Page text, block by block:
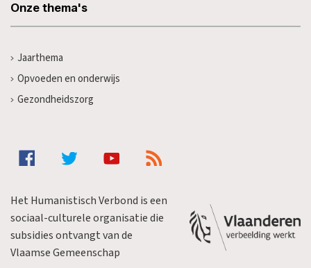
Onze thema's
Jaarthema
Opvoeden en onderwijs
Gezondheidszorg
Het Humanistisch Verbond is een
sociaal-culturele organisatie die
subsidies ontvangt van de
Vlaamse Gemeenschap